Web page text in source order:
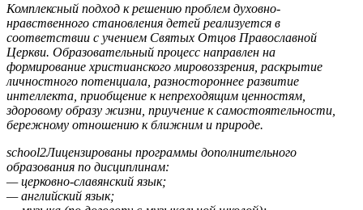
Комплексный подход к решению проблем духовно-
нравственного становления детей реализуется в
соответствии с учением Святых Отцов Православной
Церкви. Образовательный процесс направлен на
формирование христианского мировоззрения, раскрытие
личностного потенциала, разностороннее развитие
интеллекта, приобщение к непреходящим ценностям,
здоровому образу жизни, приучение к самостоятельности,
бережному отношению к ближним и природе.
school2Лицензированы программы дополнительного
образования по дисциплинам:
— церковно-славянский язык;
— английский язык;